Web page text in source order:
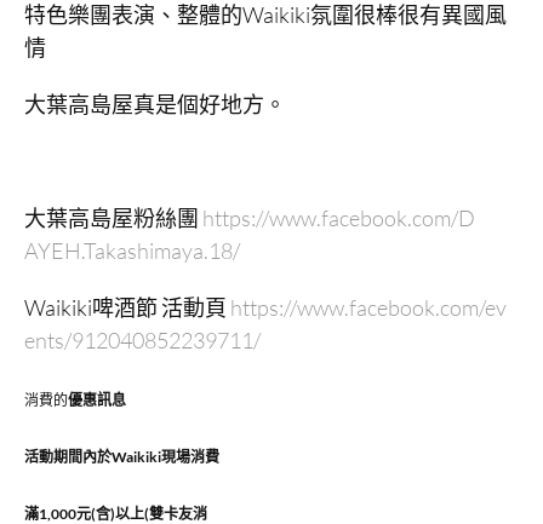
特色樂團表演、整體的Waikiki氛圍很棒很有異國風
情
大葉高島屋真是個好地方。
大葉高島屋粉絲團 https://www.facebook.com/D
AYEH.Takashimaya.18/
Waikiki啤酒節 活動頁 https://www.facebook.com/ev
ents/912040852239711/
消費的優惠訊息
活動期間內於Waikiki現場消費
滿1,000元(含)以上(雙卡友消